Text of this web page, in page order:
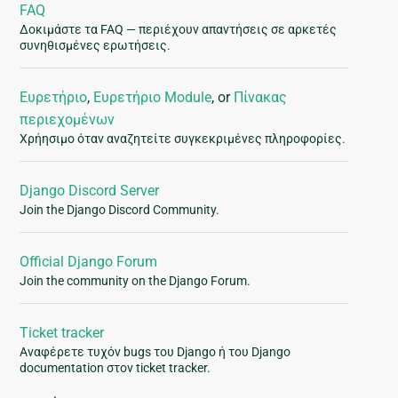
FAQ
Δοκιμάστε τα FAQ — περιέχουν απαντήσεις σε αρκετές
συνηθισμένες ερωτήσεις.
Ευρετήριο, Ευρετήριο Module, or Πίνακας
περιεχομένων
Χρήησιμο όταν αναζητείτε συγκεκριμένες πληροφορίες.
Django Discord Server
Join the Django Discord Community.
Official Django Forum
Join the community on the Django Forum.
Ticket tracker
Αναφέρετε τυχόν bugs του Django ή του Django
documentation στον ticket tracker.